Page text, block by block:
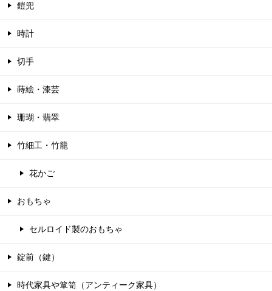
鎧兜
時計
切手
蒔絵・漆芸
珊瑚・翡翠
竹細工・竹籠
花かご
おもちゃ
セルロイド製のおもちゃ
錠前（鍵）
時代家具や箪笥（アンティーク家具）